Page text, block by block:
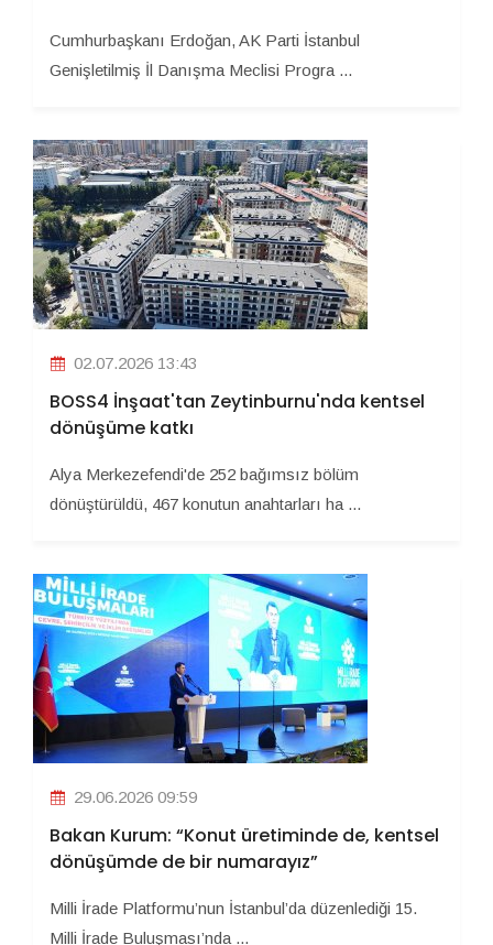
Cumhurbaşkanı Erdoğan, AK Parti İstanbul
Genişletilmiş İl Danışma Meclisi Progra ...
02.07.2026 13:43
BOSS4 İnşaat'tan Zeytinburnu'nda kentsel
dönüşüme katkı
Alya Merkezefendi'de 252 bağımsız bölüm
dönüştürüldü, 467 konutun anahtarları ha ...
29.06.2026 09:59
Bakan Kurum: “Konut üretiminde de, kentsel
dönüşümde de bir numarayız”
Milli İrade Platformu’nun İstanbul’da düzenlediği 15.
Milli İrade Buluşması’nda ...